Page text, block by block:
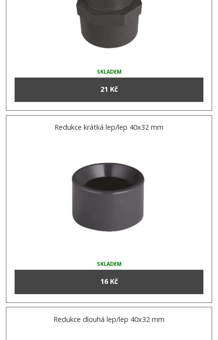
SKLADEM
21 Kč
Redukce krátká lep/lep 40x32 mm
SKLADEM
16 Kč
Redukce dlouhá lep/lep 40x32 mm